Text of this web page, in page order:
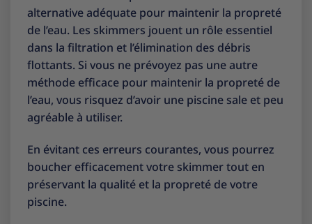
alternative adéquate pour maintenir la propreté
de l’eau. Les skimmers jouent un rôle essentiel
dans la filtration et l’élimination des débris
flottants. Si vous ne prévoyez pas une autre
méthode efficace pour maintenir la propreté de
l’eau, vous risquez d’avoir une piscine sale et peu
agréable à utiliser.
En évitant ces erreurs courantes, vous pourrez
boucher efficacement votre skimmer tout en
préservant la qualité et la propreté de votre
piscine.